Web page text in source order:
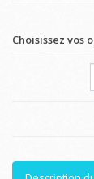
Choisissez vos